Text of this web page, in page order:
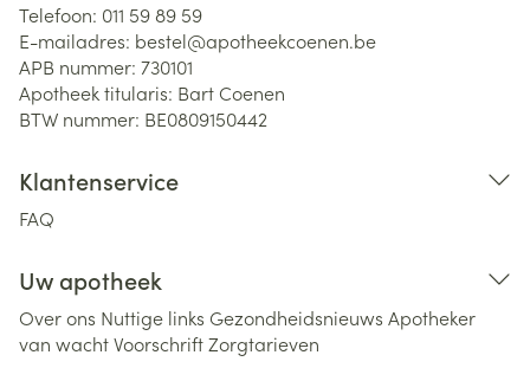
Telefoon: 011 59 89 59
E-mailadres: bestel@apotheekcoenen.be
APB nummer: 730101
Apotheek titularis: Bart Coenen
BTW nummer: BE0809150442
Klantenservice
FAQ
Uw apotheek
Over ons Nuttige links Gezondheidsnieuws Apotheker
van wachtVoorschriftZorgtarieven